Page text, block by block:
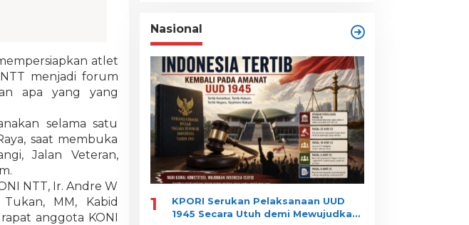
atlet
menjadi forum
apa yang yang
selama satu
saat membuka
Jalan Veteran,
NTT, Ir. Andre W
MM, Kabid
anggota KONI
Nasional
1
KPORI Serukan Pelaksanaan UUD
1945 Secara Utuh demi Mewujudkan